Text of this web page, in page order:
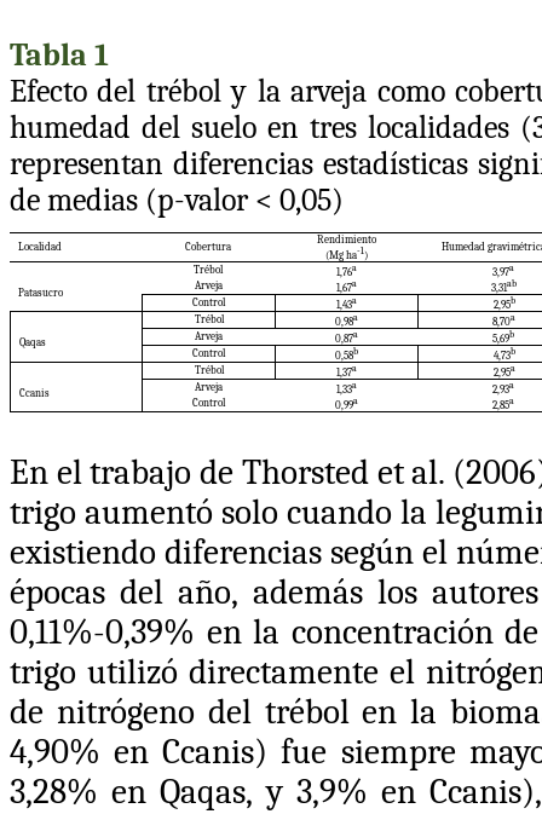
Tabla 1
Efecto del trébol y la arveja como
humedad del suelo en tres localidades
representan diferencias estadísticas
de medias (p-valor < 0,05)
Localidad Cobertura
Rendimiento
(Mg ha-1)
Humedad
Patasucro
Trébol 1,76a 3,97a
Arveja 1,67a 3,31ab
Control 1,43a 2,95b
Qaqas
Trébol 0,98a 8,70a
Arveja 0,87a 5,69b
Control 0,58b 4,73b
Ccanis
Trébol 1,37a 2,95a
Arveja 1,33a 2,93a
Control 0,99a 2,85a
En el trabajo de Thorsted et al.
trigo aumentó solo cuando la
existiendo diferencias según el
épocas del año, además los
0,11%-0,39% en la concentración
trigo utilizó directamente el
de nitrógeno del trébol en la
4,90% en Ccanis) fue siempre
3,28% en Qaqas, y 3,9% en